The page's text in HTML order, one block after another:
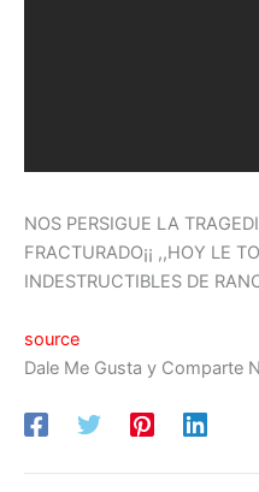
NOS PERSIGUE LA
FRACTURADO¡¡ ,,HOY LE
INDESTRUCTIBLES DE
source
Dale Me Gusta y Comparte